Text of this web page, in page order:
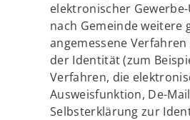
elektronischer
nach Gemeinde weitere
angemessene
der Identität (zum
Verfahren, die
Ausweisfunktion, De-
Selbsterklärung zur